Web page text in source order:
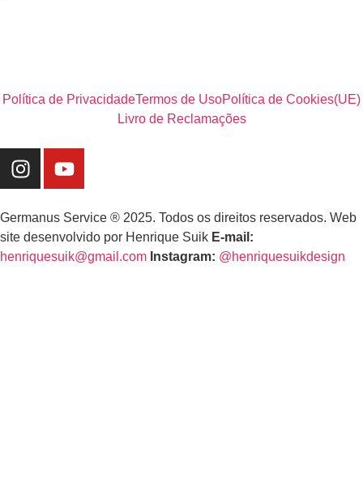
Política de PrivacidadeTermos de UsoPolítica de Cookies(UE)
Livro de Reclamações
Germanus Service ® 2025. Todos os direitos reservados. Web
site desenvolvido por Henrique Suik E-mail:
henriquesuik@gmail.com Instagram: @henriquesuikdesign